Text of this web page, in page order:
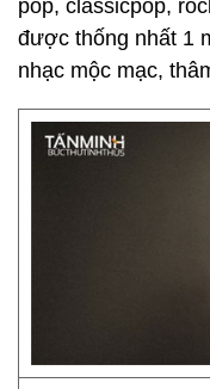
pop, classicpop,
được thống nhất 1
nhạc mộc mạc,